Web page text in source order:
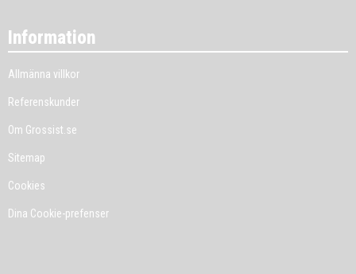
Information
Allmänna villkor
Referenskunder
Om Grossist.se
Sitemap
Cookies
Dina Cookie-prefenser